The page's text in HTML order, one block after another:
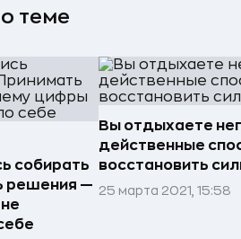
теме
собирать
решения —
Вы отдыхаете
действенные
восстановить
25 марта 2021, 15:58